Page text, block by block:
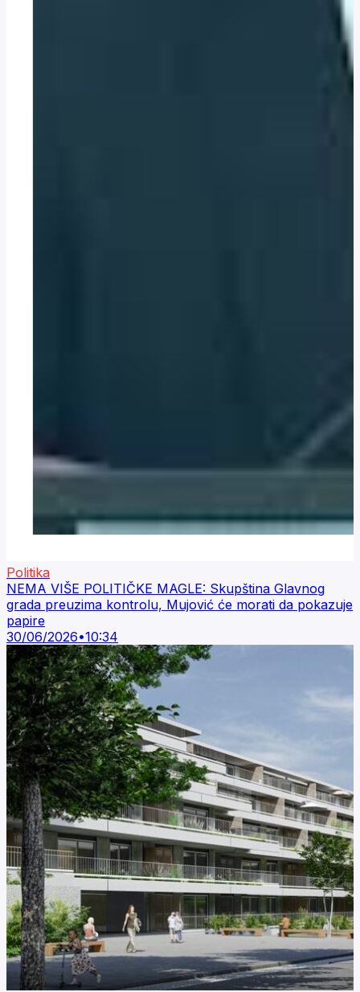
Politika
NEMA VIŠE POLITIČKE MAGLE: Skupština Glavnog
grada preuzima kontrolu, Mujović će morati da pokazuje
papire
30/06/2026•10:34